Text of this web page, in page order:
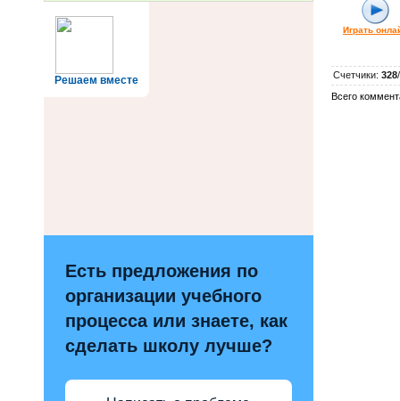
Решаем вместе
Есть предложения по
организации учебного
процесса или знаете, как
сделать школу лучше?
Играть
Счетчики: 328/
Всего